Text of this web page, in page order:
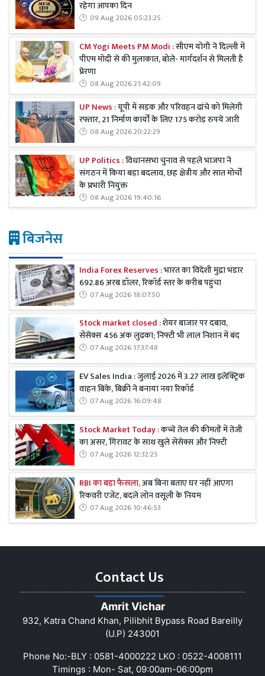
रहेगा आपका दिन
09 Aug 2026 05:23:25
CM Yogi Meets PM Modi :सीएम योगी ने दिल्ली में
पीएम मोदी से की मुलाकात, बोले- मार्गदर्शन से मिलती है
प्रेरणा
08 Aug 2026 21:42:09
UP News :यूपी में सड़क और परिवहन ढांचे को मिलेगी
रफ्तार, 21 निर्माण कार्यों के लिए 175 करोड़ रुपये जारी
08 Aug 2026 20:22:29
UP Politics :विधानसभा चुनाव से पहले भाजपा ने
संगठन में किया बड़ा बदलाव, छह क्षेत्रीय और सात मोर्चों
के प्रभारी नियुक्त
08 Aug 2026 19:40:16
बिजनेस
India Forex Reserves :भारत का विदेशी मुद्रा भंडार
692.86 अरब डॉलर, रिकॉर्ड स्तर के करीब पहुंचा
07 Aug 2026 18:07:50
Stock market closed :शेयर बाजार पर दबाव,
सेंसेक्स 456 अंक लुढ़का; निफ्टी भी लाल निशान में बंद
07 Aug 2026 17:37:48
EV Sales India : जुलाई 2026 में 3.27 लाख इलेक्ट्रिक
वाहन बिके, बिक्री ने बनाया नया रिकॉर्ड
07 Aug 2026 16:09:48
Stock Market Today :कच्चे तेल की कीमतों में तेजी
का असर, गिरावट के साथ खुले सेंसेक्स और निफ्टी
07 Aug 2026 12:32:25
RBI का बड़ा फैसला,अब बिना बताए घर नहीं आएगा
रिकवरी एजेंट, बदले लोन वसूली के नियम
07 Aug 2026 10:46:53
Contact Us
Amrit Vichar
932, Katra Chand Khan, Pilibhit Bypass Road Bareilly
(U.P) 243001
Phone No:-BLY : 0581-4000222 LKO : 0522-4008111
Timings : Mon- Sat, 09:00am-06:00pm